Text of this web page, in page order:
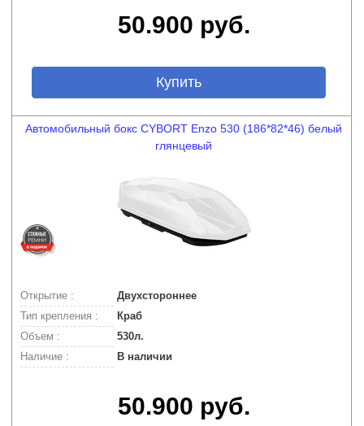
50.900 руб.
Купить
Автомобильный бокс CYBORT Enzo 530 (186*82*46) белый
глянцевый
Открытие :
Двухстороннее
Тип крепления :
Краб
Объем :
530л.
Наличие :
В наличии
50.900 руб.